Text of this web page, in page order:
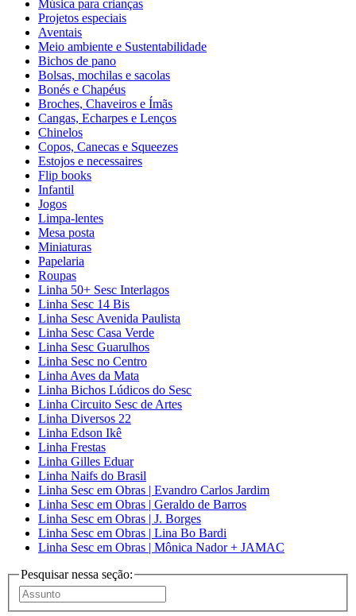
Música para crianças
Projetos especiais
Aventais
Meio ambiente e Sustentabilidade
Bichos de pano
Bolsas, mochilas e sacolas
Bonés e Chapéus
Broches, Chaveiros e Ímãs
Cangas, Echarpes e Lenços
Chinelos
Copos, Canecas e Squeezes
Estojos e necessaires
Flip books
Infantil
Jogos
Limpa-lentes
Mesa posta
Miniaturas
Papelaria
Roupas
Linha 50+ Sesc Interlagos
Linha Sesc 14 Bis
Linha Sesc Avenida Paulista
Linha Sesc Casa Verde
Linha Sesc Guarulhos
Linha Sesc no Centro
Linha Aves da Mata
Linha Bichos Lúdicos do Sesc
Linha Circuito Sesc de Artes
Linha Diversos 22
Linha Edson Ikê
Linha Frestas
Linha Gilles Eduar
Linha Naifs do Brasil
Linha Sesc em Obras | Evandro Carlos Jardim
Linha Sesc em Obras | Geraldo de Barros
Linha Sesc em Obras | J. Borges
Linha Sesc em Obras | Lina Bo Bardi
Linha Sesc em Obras | Mônica Nador + JAMAC
Pesquisar nessa seção: